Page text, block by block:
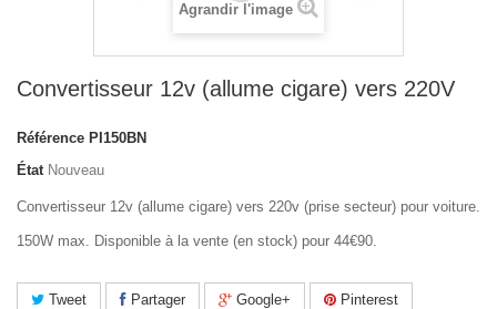
Agrandir l'image
Convertisseur 12v (allume cigare) vers 220V
Référence PI150BN
État Nouveau
Convertisseur 12v (allume cigare) vers 220v (prise secteur) pour voiture.
150W max. Disponible à la vente (en stock) pour 44€90.
Tweet Partager Google+ Pinterest